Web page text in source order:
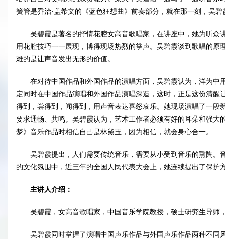
簧管是乔治·盖希文的《蓝色狂想曲》前奏部分，就在那一刻，吴
吴碧霞是著名的抒情花腔女高音歌唱家，在讲座中，她为听众
用花腔技巧一一展现，博得现场热烈的掌声。吴碧霞谈到歌唱的原
难的是让声音发出无形的价值。
在对待中国作品和外国作品的演唱方面，吴碧霞认为，洋为中
定同时在中国作品演唱和外国作品演唱深造，这时，正是这份清
得到，尝得到，闻得到，用声音表达喜怒哀乐。她现场演唱了一
要求通畅、共鸣。吴碧霞认为，艺术工作者必须有好的耳朵和强
梦》音乐作品时相信自己是林黛玉，因为相信，就会身心合一。
吴碧霞提出，人们需要传统音乐，需要从小受到音乐的熏陶
的文化氛围中，近三年的全国人民代表大会上，她连续提出了保
主讲人介绍：
吴碧霞，女高音歌唱家，中国音乐学院教授，硕士研究生导
吴碧霞同时掌握了演唱中国声乐作品与外国声乐作品两种不